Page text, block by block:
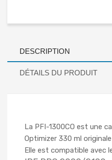
DESCRIPTION
DÉTAILS DU PRODUIT
La PFI-1300CO est une
Optimizer 330 ml originale
Elle est compatible avec